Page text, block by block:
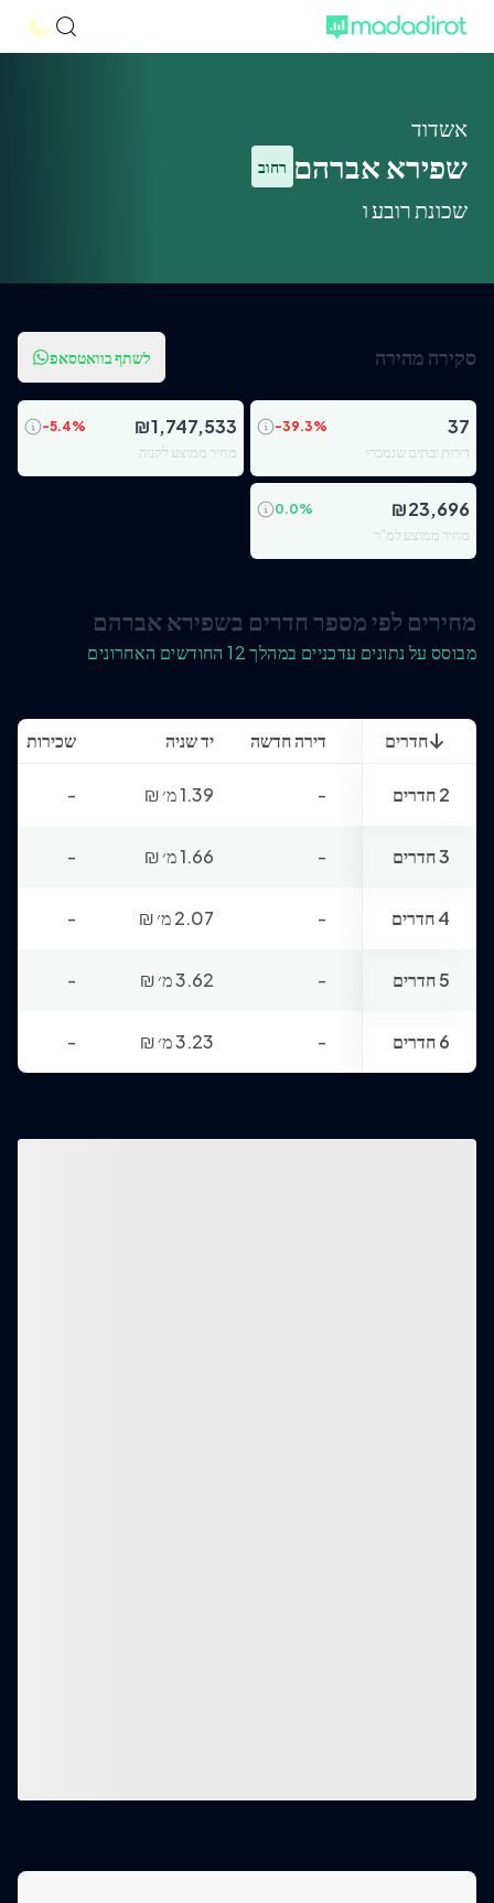
אשדוד
שפירא אברהם רחוב
שכונת רובע ו
סקירה מהירה לשתף בוואטסאפ
37
-39.3%
דירות ובתים שנמכרו
₪1,747,533
-5.4%
מחיר ממוצע לקניה
₪23,696
0.0%
מחיר ממוצע למ"ר
מחירים לפי מספר חדרים בשפירא אברהם
מבוסס על נתונים עדכניים במהלך 12 החודשים האחרונים
חדרים דירה חדשה יד שניה שכירות
2 חדרים - 1.39 מ׳ ₪
-
3 חדרים - 1.66 מ׳ ₪
-
4 חדרים - 2.07 מ׳ ₪
-
5 חדרים - 3.62 מ׳ ₪
-
6 חדרים - 3.23 מ׳ ₪
-